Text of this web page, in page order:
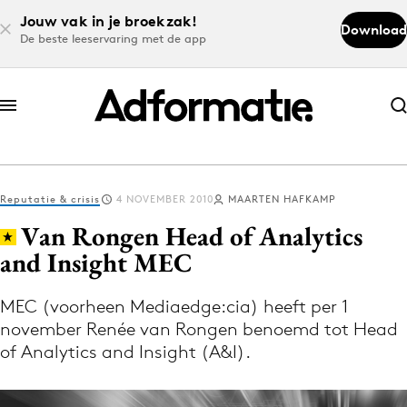
Jouw vak in je broekzak!
De beste leeservaring met de app
Download
Abonneer nu
Abonneer nu
Log in
Volg het laatste nieuws via de Adformatie
Nieuws app
Reputatie & crisis 4 NOVEMBER 2010 MAARTEN HAFKAMP
Van Rongen Head of Analytics
and Insight MEC
MEC (voorheen Mediaedge:cia) heeft per 1
november Renée van Rongen benoemd tot Head
of Analytics and Insight (A&I).